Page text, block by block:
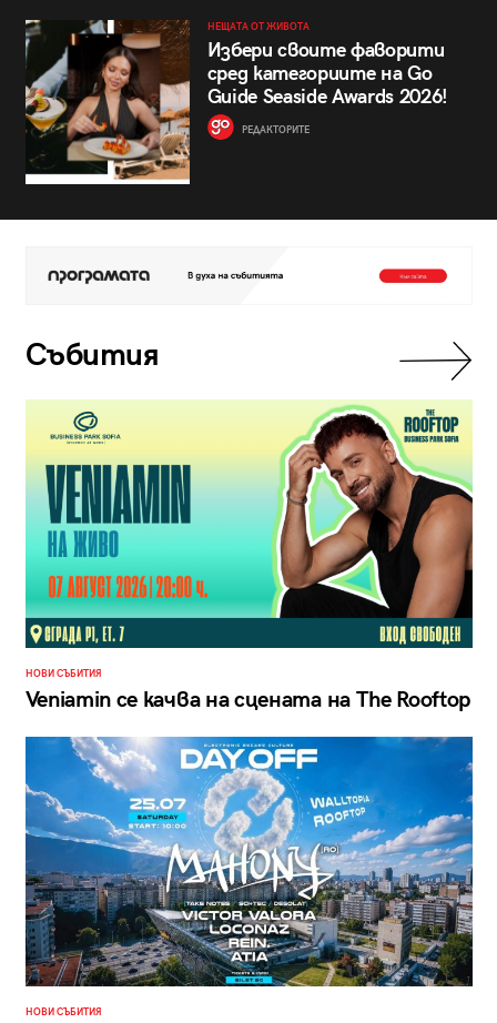
НЕЩАТА ОТ ЖИВОТА
Избери своите фаворити
сред категориите на Go
Guide Seaside Awards 2026!
РЕДАКТОРИТЕ
Събития
НОВИ СЪБИТИЯ
Veniamin се качва на сцената на The Rooftop
НОВИ СЪБИТИЯ